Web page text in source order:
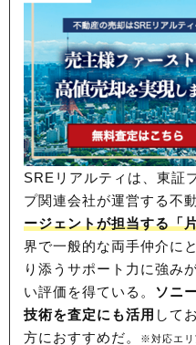
SREリアルティは、東証
プ関連会社が運営する不
ージェントが担当する「
界で一般的な両手仲介に
り添うサポート力に強み
い評価を得ている。 ソニ
技術を査定にも活用 して
方におすすめだ。
※対応エリ